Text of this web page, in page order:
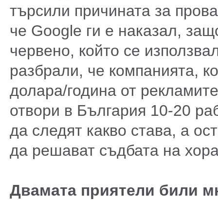
търсили причината за
че Google ги е наказал,
червено, който се
разбрали, че компанията,
долара/година от
отвори в България 10-20
да следят какво става, а
да решават съдбата на
Двамата приятели били